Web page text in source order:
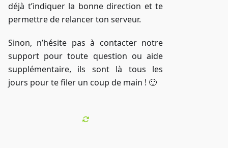
déjà t’indiquer la bonne direction et te
permettre de relancer ton serveur.
Sinon, n’hésite pas à contacter notre
support pour toute question ou aide
supplémentaire, ils sont là tous les
jours pour te filer un coup de main ! 🙂